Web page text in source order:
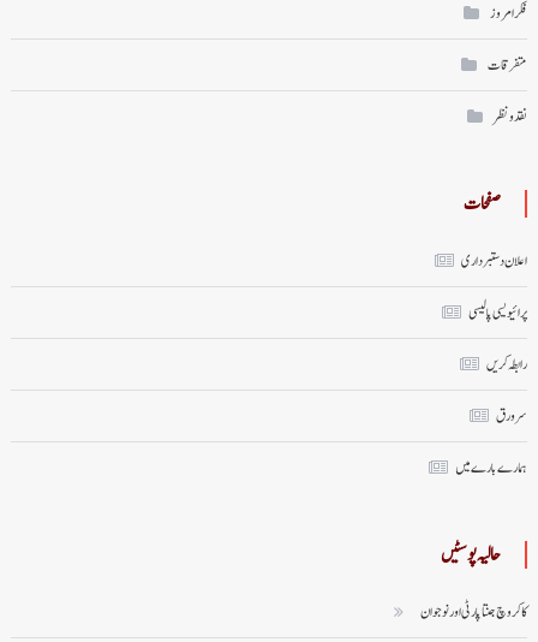
فکر امروز
متفرقات
نقد ونظر
صفحات
اعلان دستبرداری
پرائیویسی پالیسی
رابطہ کریں
سر ورق
ہمارے بارے میں
حالیہ پوسٹیں
کاکروچ جنتا پارٹی اور نوجوان